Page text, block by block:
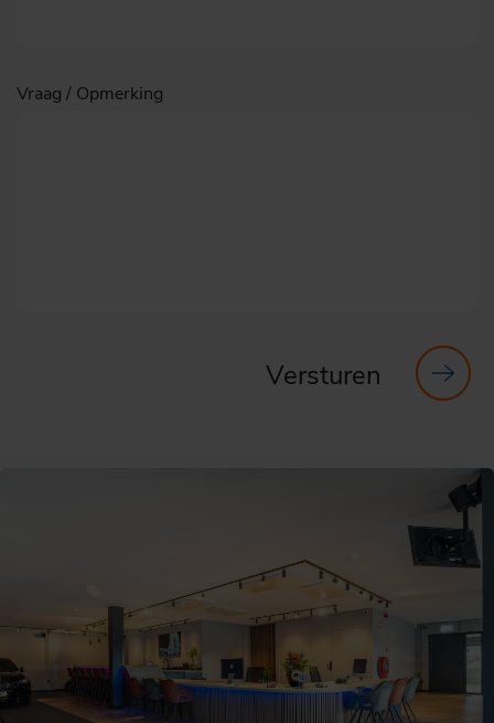
Vraag / Opmerking
Versturen